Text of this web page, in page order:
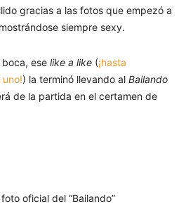
gracias a las fotos que empezó a
siempre sexy.
ese like a like (¡hasta
uno!) la terminó llevando al Bailando
de la partida en el certamen de